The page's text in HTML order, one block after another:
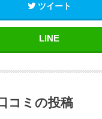
ツイート
コミの投稿